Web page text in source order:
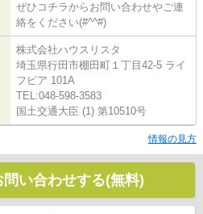
ぜひコチラからお問い合わせやご連
絡をください(#^^#)
株式会社ハウスリスタ
埼玉県行田市棚田町１丁目42-5 ライ
フピア 101A
TEL:048-598-3583
国土交通大臣 (1) 第10510号
情報の見方
問い合わせする(無料)